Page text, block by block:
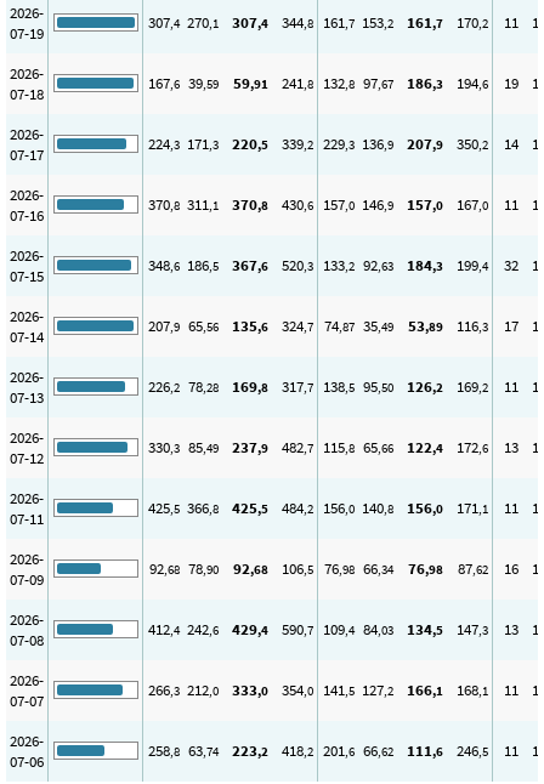
2026-
07-19
307,4 270,1 307,4 344,8 161,7 153,2 161,7 170,2 11
2026-
07-18
167,6 39,59 59,91 241,8 132,8 97,67 186,3 194,6 19
2026-
07-17
224,3 171,3 220,5 339,2 229,3 136,9 207,9 350,2 14
2026-
07-16
370,8 311,1 370,8 430,6 157,0 146,9 157,0 167,0 11
2026-
07-15
348,6 186,5 367,6 520,3 133,2 92,63 184,3 199,4 32
2026-
07-14
207,9 65,56 135,6 324,7 74,87 35,49 53,89 116,3 17
2026-
07-13
226,2 78,28 169,8 317,7 138,5 95,50 126,2 169,2 11
2026-
07-12
330,3 85,49 237,9 482,7 115,8 65,66 122,4 172,6 13
2026-
07-11
425,5 366,8 425,5 484,2 156,0 140,8 156,0 171,1 11
2026-
07-09
92,68 78,90 92,68 106,5 76,98 66,34 76,98 87,62 16
2026-
07-08
412,4 242,6 429,4 590,7 109,4 84,03 134,5 147,3 13
2026-
07-07
266,3 212,0 333,0 354,0 141,5 127,2 166,1 168,1 11
2026-
07-06
258,8 63,74 223,2 418,2 201,6 66,62 111,6 246,5 11